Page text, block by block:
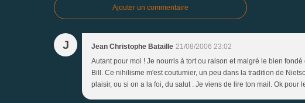
Ajouter un commentaire
J Jean Christophe Bataille 21/08/2006 23:02
Autant pour moi ! Je nourris à tort ou raison et malgré le bien
Bill. Ce nihilisme m'est coutumier, un peu dans la tradition de
plaisir, ou si on a la foi, du salut . Je viens de lire ton mail. Ok pour